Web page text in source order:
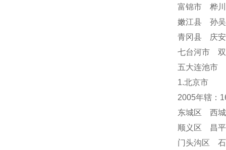
富锦市 桦
嫩江县 孙
青冈县 庆
七台河市
五大连池市
1.北京市
2005年辖：
东城区 西
顺义区 昌
门头沟区